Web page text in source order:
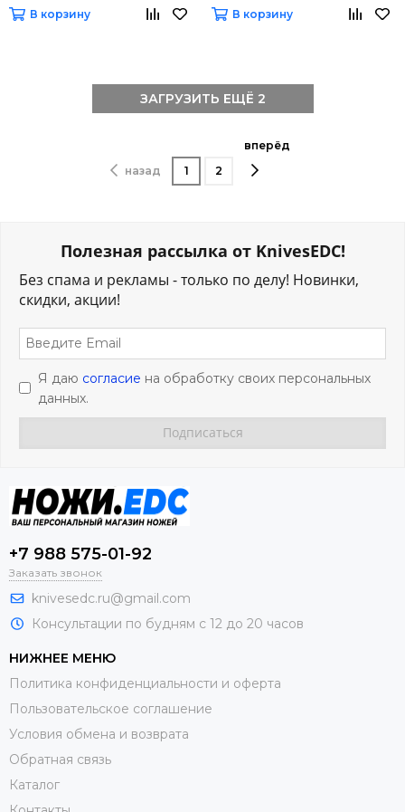
В корзину В корзину
ЗАГРУЗИТЬ ЕЩЁ 2
назад 1 2
вперёд
Полезная рассылка от KnivesEDC!
Без спама и рекламы - только по делу! Новинки,
скидки, акции!
Я даю согласие на обработку своих персональных
данных.
+7 988 575-01-92
Заказать звонок
knivesedc.ru@gmail.com
Консультации по будням с 12 до 20 часов
НИЖНЕЕ МЕНЮ
Политика конфиденциальности и оферта
Пользовательское соглашение
Условия обмена и возврата
Обратная связь
Каталог